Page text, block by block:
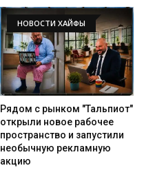
НОВОСТИ ХАЙФЫ
Рядом с рынком "Тальпиот"
открыли новое рабочее
пространство и запустили
необычную рекламную
акцию